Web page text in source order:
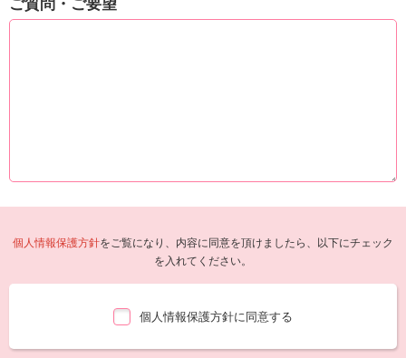
ご質問・ご要望
個人情報保護方針をご覧になり、内容に同意を頂けましたら、以下にチェック
を入れてください。
個人情報保護方針に同意する